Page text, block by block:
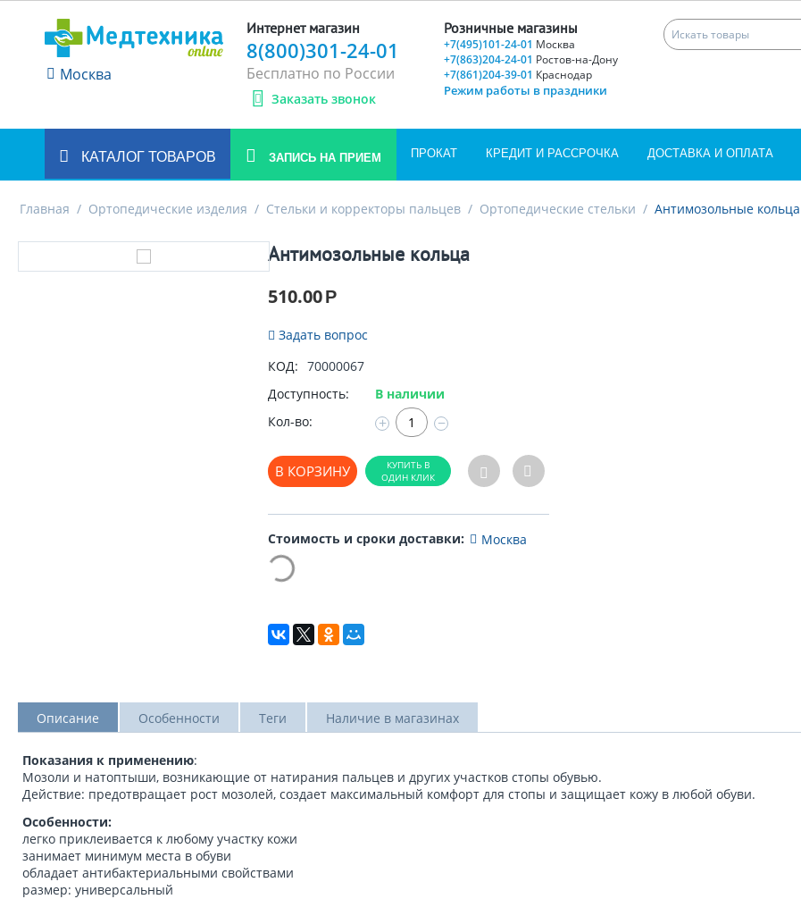
Москва
Интернет магазин
8(800)301-24-01
Бесплатно по России
Заказать звонок
Розничные магазины
+7(495)101-24-01 Москва
+7(863)204-24-01 Ростов-на-Дону
+7(861)204-39-01 Краснодар
Режим работы в праздники
КАТАЛОГ ТОВАРОВ ЗАПИСЬ НА ПРИЕМ ПРОКАТ КРЕДИТ И РАССРОЧКА ДОСТАВКА И ОПЛАТА
Главная / Ортопедические изделия / Стельки и корректоры пальцев / Ортопедические стельки / Антимозольные кольца
Антимозольные кольца
510.00Р
Задать вопрос
КОД: 70000067
Доступность:
В наличии
Кол-во:
+ −
В КОРЗИНУ
Стоимость и сроки доставки: Москва
Описание Особенности Теги Наличие в магазинах
Показания к применению:
Мозоли и натоптыши, возникающие от натирания пальцев и других участков стопы обувью.
Действие: предотвращает рост мозолей, создает максимальный комфорт для стопы и защищает кожу в любой обуви.
Особенности:
легко приклеивается к любому участку кожи
занимает минимум места в обуви
обладает антибактериальными свойствами
размер: универсальный